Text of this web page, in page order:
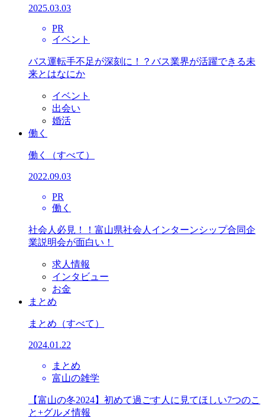
2025.03.03
PR
イベント
バス運転手不足が深刻に！？バス業界が活躍できる未
来とはなにか
イベント
出会い
婚活
働く
働く （すべて）
2022.09.03
PR
働く
社会人必見！！富山県社会人インターンシップ合同企
業説明会が面白い！
求人情報
インタビュー
お金
まとめ
まとめ （すべて）
2024.01.22
まとめ
富山の雑学
【富山の冬2024】初めて過ごす人に見てほしい7つのこ
と+グルメ情報